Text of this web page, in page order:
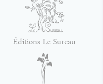
Éditions Le Sureau